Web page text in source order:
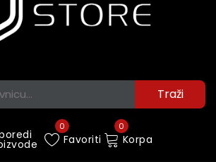
0
Favoriti
0
Korpa